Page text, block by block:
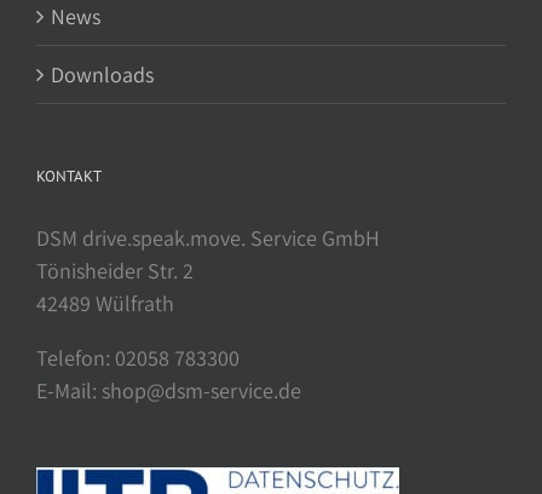
News
Downloads
KONTAKT
DSM drive.speak.move. Service GmbH
Tönisheider Str. 2
42489 Wülfrath
Telefon: 02058 783300
E-Mail: shop@dsm-service.de